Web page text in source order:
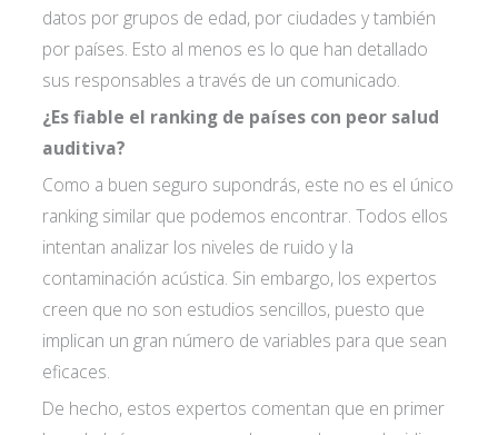
Acepto lascondiciones de política de
privacidad*
datos por grupos de edad, por ciudades y también
por países. Esto al menos es lo que han detallado
sus responsables a través de un comunicado.
¿Es fiable el ranking de países con peor salud
auditiva?
Como a buen seguro supondrás, este no es el único
ranking similar que podemos encontrar. Todos ellos
intentan analizar los niveles de ruido y la
contaminación acústica. Sin embargo, los expertos
creen que no son estudios sencillos, puesto que
implican un gran número de variables para que sean
eficaces.
De hecho, estos expertos comentan que en primer